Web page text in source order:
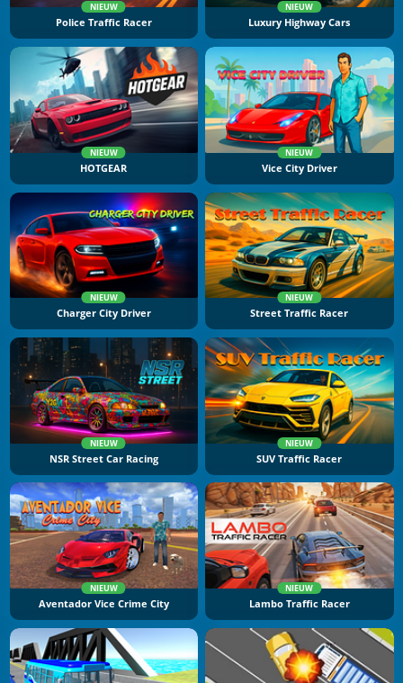
NIEUW
Police Traffic Racer
NIEUW
Luxury Highway Cars
NIEUW
HOTGEAR
NIEUW
Vice City Driver
NIEUW
Charger City Driver
NIEUW
Street Traffic Racer
NIEUW
NSR Street Car Racing
NIEUW
SUV Traffic Racer
NIEUW
Aventador Vice Crime City
NIEUW
Lambo Traffic Racer